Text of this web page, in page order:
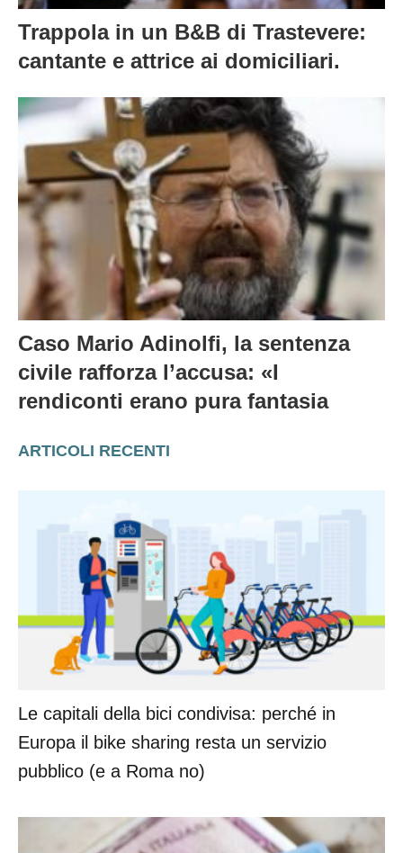
Trappola in un B&B di Trastevere:
cantante e attrice ai domiciliari.
Caso Mario Adinolfi, la sentenza
civile rafforza l’accusa: «I
rendiconti erano pura fantasia
ARTICOLI RECENTI
Le capitali della bici condivisa: perché in
Europa il bike sharing resta un servizio
pubblico (e a Roma no)